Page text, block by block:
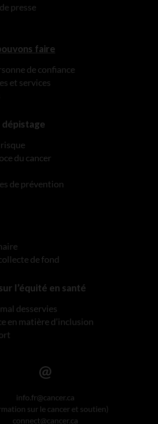
presse
faire
de confiance
et services
du cancer
de prévention
de fond
l’équité en santé
desservies
en matière d’inclusion
info.fr@cancer.ca
sur le cancer et soutien)
connect@cancer.ca